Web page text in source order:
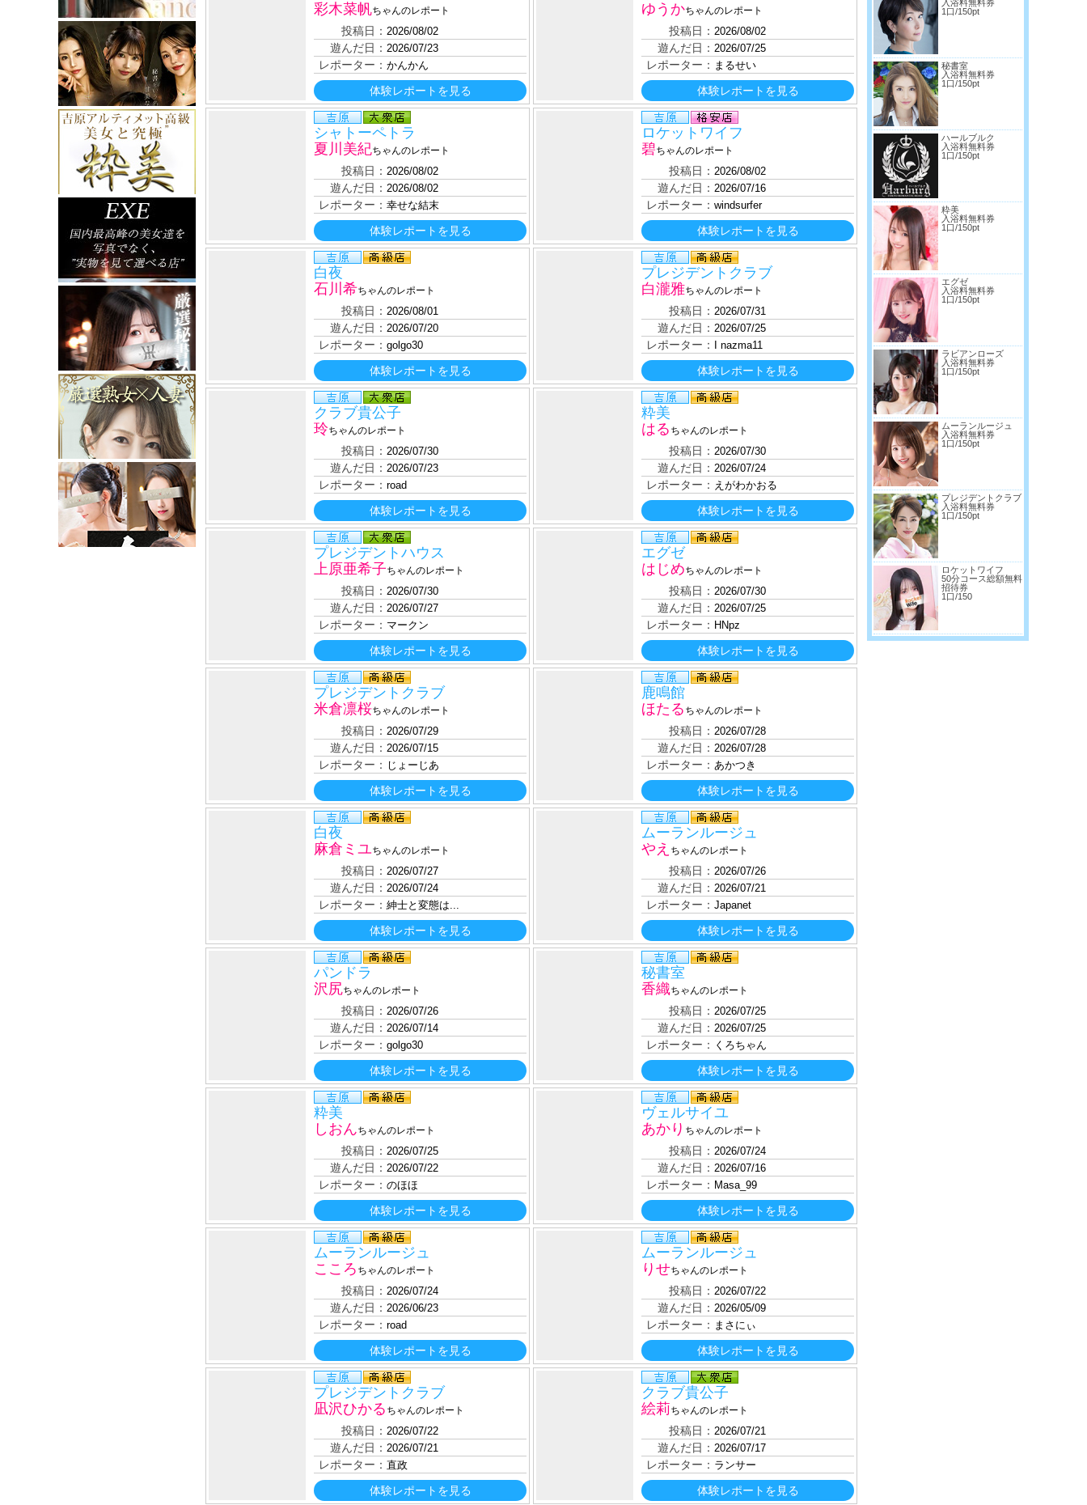
入浴料無料券
1口/150pt
秘書室
入浴料無料券
1口/150pt
ハールブルク
入浴料無料券
1口/150pt
粋美
入浴料無料券
1口/150pt
エグゼ
入浴料無料券
1口/150pt
ラビアンローズ
入浴料無料券
1口/150pt
ムーランルージュ
入浴料無料券
1口/150pt
プレジデントクラブ
入浴料無料券
1口/150pt
ロケットワイフ
50分コース総額無料
招待券
1口/150
彩木菜帆ちゃんのレポート
投稿日： 2026/08/02
遊んだ日： 2026/07/23
レポーター： かんかん
体験レポートを見る
ゆうかちゃんのレポート
投稿日： 2026/08/02
遊んだ日： 2026/07/25
レポーター： まるせい
体験レポートを見る
シャトーペトラ
夏川美紀ちゃんのレポート
投稿日： 2026/08/02
遊んだ日： 2026/08/02
レポーター： 幸せな結末
体験レポートを見る
ロケットワイフ
碧ちゃんのレポート
投稿日： 2026/08/02
遊んだ日： 2026/07/16
レポーター： windsurfer
体験レポートを見る
白夜
石川希ちゃんのレポート
投稿日： 2026/08/01
遊んだ日： 2026/07/20
レポーター： golgo30
体験レポートを見る
プレジデントクラブ
白瀧雅ちゃんのレポート
投稿日： 2026/07/31
遊んだ日： 2026/07/25
レポーター： I nazma11
体験レポートを見る
クラブ貴公子
玲ちゃんのレポート
投稿日： 2026/07/30
遊んだ日： 2026/07/23
レポーター： road
体験レポートを見る
粋美
はる ちゃんのレポート
投稿日： 2026/07/30
遊んだ日： 2026/07/24
レポーター： えがわかおる
体験レポートを見る
プレジデントハウス
上原亜希子ちゃんのレポート
投稿日： 2026/07/30
遊んだ日： 2026/07/27
レポーター： マークン
体験レポートを見る
エグゼ
はじめちゃんのレポート
投稿日： 2026/07/30
遊んだ日： 2026/07/25
レポーター： HNpz
体験レポートを見る
プレジデントクラブ
米倉凛桜ちゃんのレポート
投稿日： 2026/07/29
遊んだ日： 2026/07/15
レポーター： じょーじあ
体験レポートを見る
鹿鳴館
ほたる ちゃんのレポート
投稿日： 2026/07/28
遊んだ日： 2026/07/28
レポーター： あかつき
体験レポートを見る
白夜
麻倉ミユちゃんのレポート
投稿日： 2026/07/27
遊んだ日： 2026/07/24
レポーター： 紳士と変態は...
体験レポートを見る
ムーランルージュ
やえ ちゃんのレポート
投稿日： 2026/07/26
遊んだ日： 2026/07/21
レポーター： Japanet
体験レポートを見る
パンドラ
沢尻ちゃんのレポート
投稿日： 2026/07/26
遊んだ日： 2026/07/14
レポーター： golgo30
体験レポートを見る
秘書室
香織ちゃんのレポート
投稿日： 2026/07/25
遊んだ日： 2026/07/25
レポーター： くろちゃん
体験レポートを見る
粋美
しおんちゃんのレポート
投稿日： 2026/07/25
遊んだ日： 2026/07/22
レポーター： のほほ
体験レポートを見る
ヴェルサイユ
あかり ちゃんのレポート
投稿日： 2026/07/24
遊んだ日： 2026/07/16
レポーター： Masa_99
体験レポートを見る
ムーランルージュ
こころ ちゃんのレポート
投稿日： 2026/07/24
遊んだ日： 2026/06/23
レポーター： road
体験レポートを見る
ムーランルージュ
りせちゃんのレポート
投稿日： 2026/07/22
遊んだ日： 2026/05/09
レポーター： まさにぃ
体験レポートを見る
プレジデントクラブ
凪沢ひかる ちゃんのレポート
投稿日： 2026/07/22
遊んだ日： 2026/07/21
レポーター： 直政
体験レポートを見る
クラブ貴公子
絵莉ちゃんのレポート
投稿日： 2026/07/21
遊んだ日： 2026/07/17
レポーター： ランサー
体験レポートを見る